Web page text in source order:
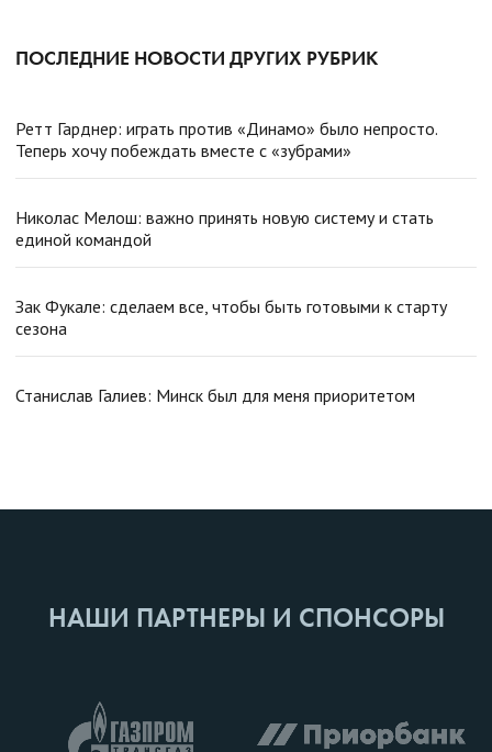
ПОСЛЕДНИЕ НОВОСТИ ДРУГИХ РУБРИК
Ретт Гарднер: играть против «Динамо» было непросто.
Теперь хочу побеждать вместе с «зубрами»
Николас Мелош: важно принять новую систему и стать
единой командой
Зак Фукале: сделаем все, чтобы быть готовыми к старту
сезона
Станислав Галиев: Минск был для меня приоритетом
НАШИ ПАРТНЕРЫ И СПОНСОРЫ